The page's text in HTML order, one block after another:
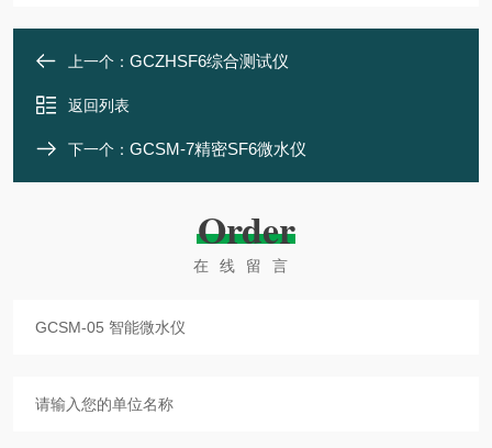
上一个： GCZHSF6综合测试仪
返回列表
下一个： GCSM-7精密SF6微水仪
Order
在线留言